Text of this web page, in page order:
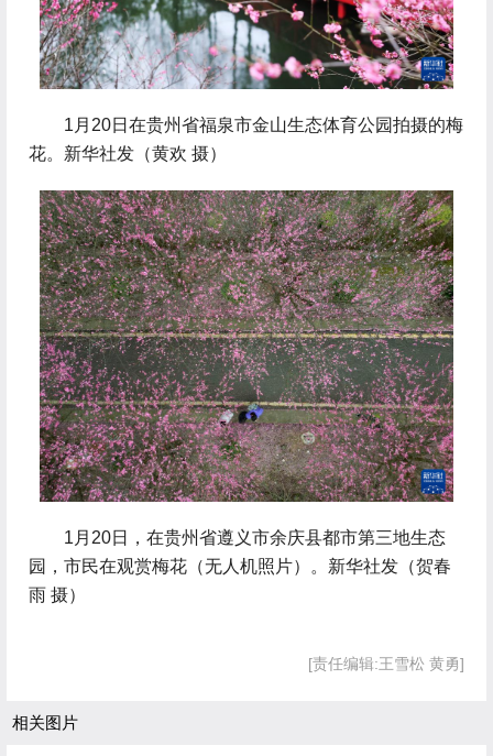
1月20日在贵州省福泉市金山生态体育公园拍摄的梅
花。新华社发（黄欢 摄）
1月20日，在贵州省遵义市余庆县都市第三地生态
园，市民在观赏梅花（无人机照片）。新华社发（贺春
雨 摄）
[责任编辑:王雪松 黄勇]
相关图片